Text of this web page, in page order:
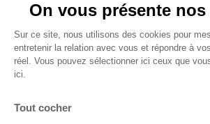
On vous présente
Sur ce site, nous utilisons des cookies pour
entretenir la relation avec vous et répondre à
réel. Vous pouvez sélectionner ici ceux que
ici.
Tout cocher